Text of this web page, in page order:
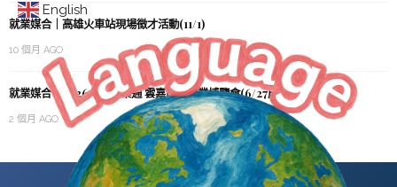
English
就業媒合｜高雄火車站現場徵才活動(11/1)
10 個月 AGO
就業媒合｜2026台灣就業通 雲嘉南區就業博覽會(6/27成大)
2 個月 AGO